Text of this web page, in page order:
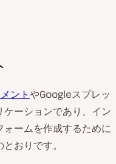
ントやGoogleスプレッ
ケーションであり、イン
ームを作成するために
おりです。